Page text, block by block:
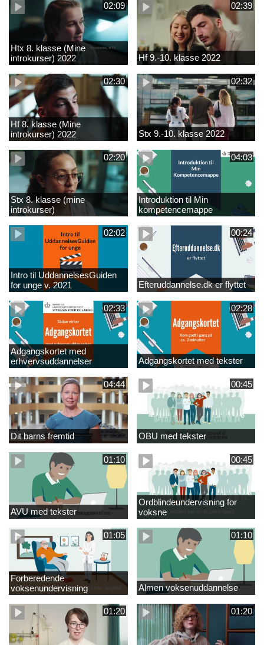
02:09
Htx 8. klasse (Mine
introkurser) 2022
02:39
Hf 9.-10. klasse 2022
02:30
Hf 8. klasse (Mine
introkurser) 2022
02:32
Stx 9.-10. klasse 2022
02:20
Stx 8. klasse (mine
introkurser)
04:03
Introduktion til Min
kompetencemappe
02:02
Intro til UddannelsesGuiden
for unge v. 2021
00:24
Efteruddannelse.dk er flyttet
02:33
Adgangskortet med
erhvervsuddannelser
02:28
Adgangskortet med tekster
04:44
Dit barns fremtid
00:45
OBU med tekster
01:10
AVU med tekster
00:45
Ordblindeundervisning for
voksne
01:05
Forberedende
voksenundervisning
01:10
Almen voksenuddannelse
01:20 01:20